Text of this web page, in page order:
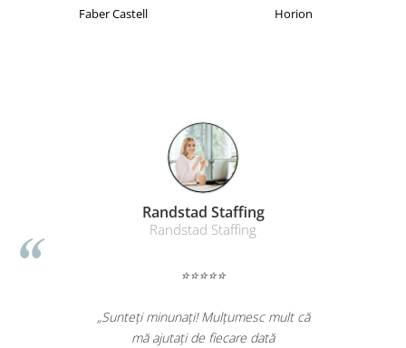
Faber Castell Horion
Randstad Staffing
Randstad Staffing
⭐⭐⭐⭐⭐
„Sunteți minunați! Mulțumesc mult că
mă ajutați de fiecare dată